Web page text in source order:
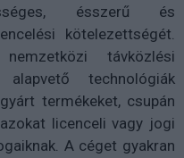
ésszerű és
kötelezettségét.
távközlési
technológiák
termékeket, csupán
licenceli vagy jogi
A céget gyakran